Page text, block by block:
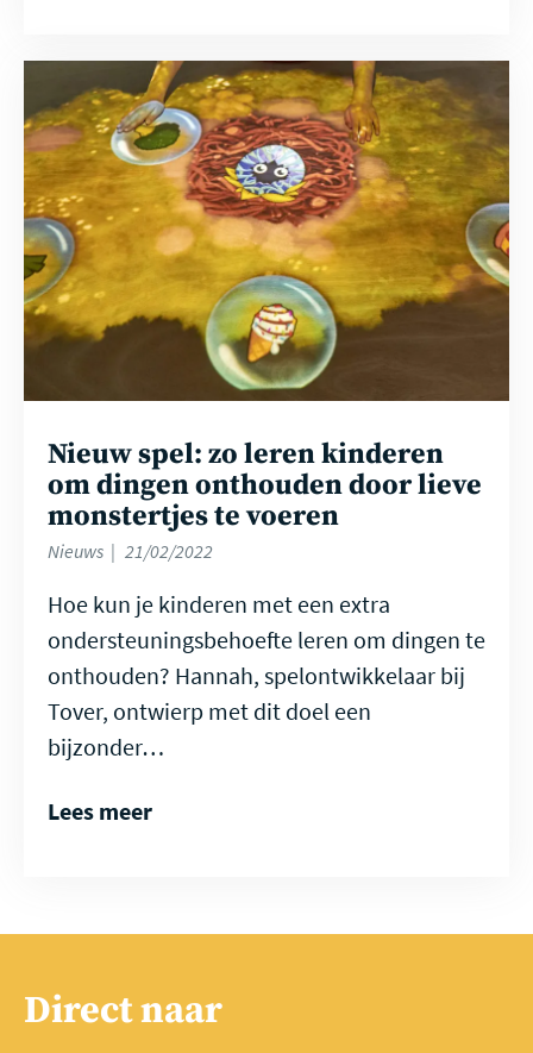
Nieuw spel: zo leren kinderen
om dingen onthouden door lieve
monstertjes te voeren
Nieuws 21/02/2022
Hoe kun je kinderen met een extra
ondersteuningsbehoefte leren om dingen te
onthouden? Hannah, spelontwikkelaar bij
Tover, ontwierp met dit doel een
bijzonder…
Lees meer
meer
Direct naar